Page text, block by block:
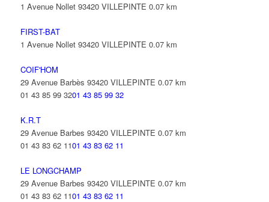
1 Avenue Nollet 93420 VILLEPINTE 0.07 km
FIRST-BAT
1 Avenue Nollet 93420 VILLEPINTE 0.07 km
COIF'HOM
29 Avenue Barbès 93420 VILLEPINTE 0.07 km
01 43 85 99 3201 43 85 99 32
K.R.T
29 Avenue Barbes 93420 VILLEPINTE 0.07 km
01 43 83 62 1101 43 83 62 11
LE LONGCHAMP
29 Avenue Barbes 93420 VILLEPINTE 0.07 km
01 43 83 62 1101 43 83 62 11